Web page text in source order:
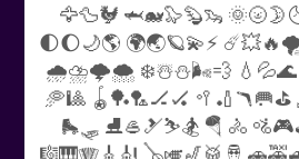
🦅🦆🐓 🦈🐋🦭🦫🦦
🌓🌔🌙🌎 🌍🌏🪐💫⚡
🌧️⛈️🌩️🌨️ ❄️☃️⛄🌬️💨 💧💦🌊
🥏🎱 🪀🏓🏸🏒🏑
🛼🛷 ⛸️🥌🎿⛷️🏂 🪂 🚴